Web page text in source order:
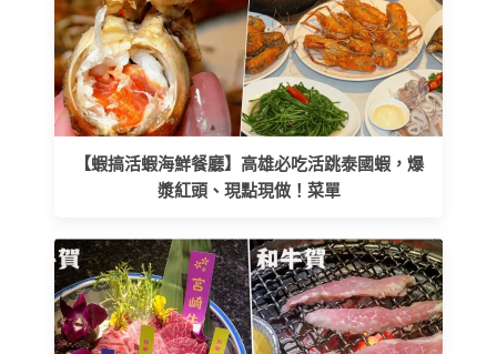
【蝦搞活蝦海鮮餐廳】高雄必吃活跳泰國蝦，爆
漿紅頭、現點現做！菜單